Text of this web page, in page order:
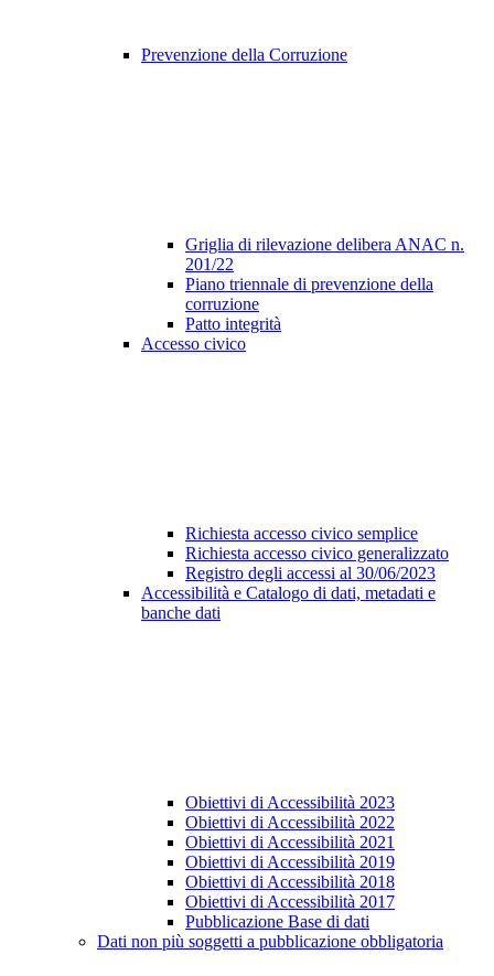
Prevenzione della Corruzione
Griglia di rilevazione delibera ANAC n.
201/22
Piano triennale di prevenzione della
corruzione
Patto integrità
Accesso civico
Richiesta accesso civico semplice
Richiesta accesso civico generalizzato
Registro degli accessi al 30/06/2023
Accessibilità e Catalogo di dati, metadati e
banche dati
Obiettivi di Accessibilità 2023
Obiettivi di Accessibilità 2022
Obiettivi di Accessibilità 2021
Obiettivi di Accessibilità 2019
Obiettivi di Accessibilità 2018
Obiettivi di Accessibilità 2017
Pubblicazione Base di dati
Dati non più soggetti a pubblicazione obbligatoria